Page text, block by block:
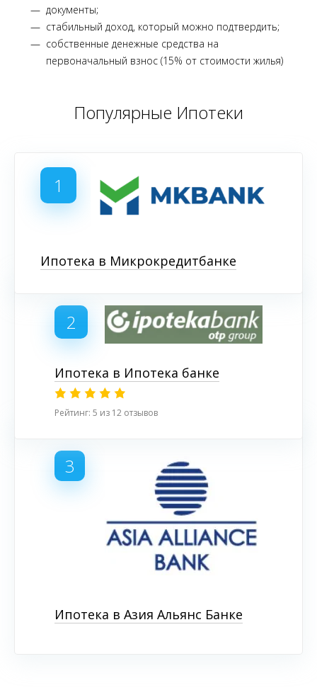
документы;
стабильный доход, который можно подтвердить;
собственные денежные средства на
первоначальный взнос (15% от стоимости жилья)
Популярные Ипотеки
1
Ипотека в Микрокредитбанке
2
Ипотека в Ипотека банке
Рейтинг: 5 из 12 отзывов
3
Ипотека в Азия Альянс Банке